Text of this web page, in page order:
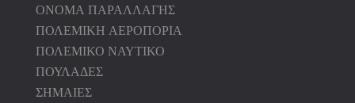
ΟΝΟΜΑ ΠΑΡΑΛΛΑΓΗΣ
ΠΟΛΕΜΙΚΗ ΑΕΡΟΠΟΡΙΑ
ΠΟΛΕΜΙΚΟ ΝΑΥΤΙΚΟ
ΠΟΥΛΑΔΕΣ
ΣΗΜΑΙΕΣ